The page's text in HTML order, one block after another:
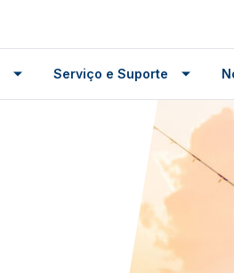
Serviço e Suporte